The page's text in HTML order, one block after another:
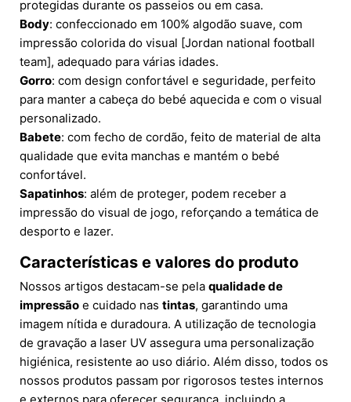
protegidas durante os passeios ou em casa.
Body: confeccionado em 100% algodão suave, com
impressão colorida do visual [Jordan national football
team], adequado para várias idades.
Gorro: com design confortável e seguridade, perfeito
para manter a cabeça do bebé aquecida e com o visual
personalizado.
Babete: com fecho de cordão, feito de material de alta
qualidade que evita manchas e mantém o bebé
confortável.
Sapatinhos: além de proteger, podem receber a
impressão do visual de jogo, reforçando a temática de
desporto e lazer.
Características e valores do produto
Nossos artigos destacam-se pela qualidade de
impressão e cuidado nas tintas, garantindo uma
imagem nítida e duradoura. A utilização de tecnologia
de gravação a laser UV assegura uma personalização
higiénica, resistente ao uso diário. Além disso, todos os
nossos produtos passam por rigorosos testes internos